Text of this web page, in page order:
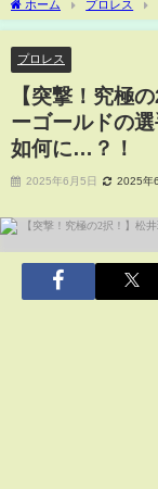
ホーム プロレス
ドの選手を二分化してい
プロレス
【突撃！究極
ーゴールドの
如何に…？！
2025年6月5日 2025年